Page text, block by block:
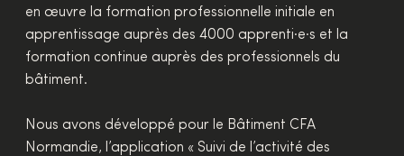
en œuvre la formation professionnelle initiale en
apprentissage auprès des 4000 apprenti·e·s et la
formation continue auprès des professionnels du
bâtiment.
Nous avons développé pour le Bâtiment CFA
Normandie, l’application « Suivi de l’activité des